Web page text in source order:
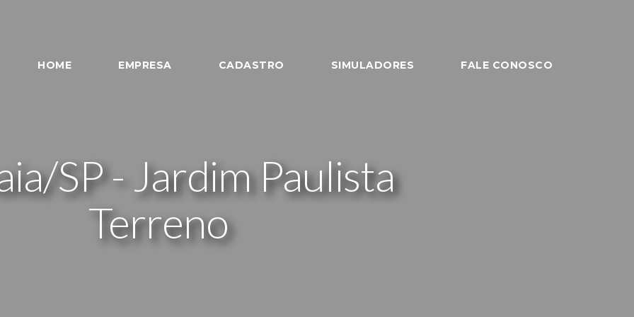
HOME EMPRESA CADASTRO SIMULADORES FALE CONOSCO
SP - Jardim Paulista
Terreno